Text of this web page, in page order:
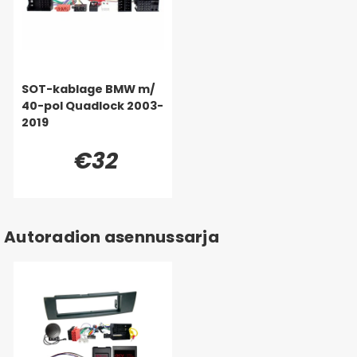
SOT-kablage BMW m/
40-pol Quadlock 2003-
2019
€32
Autoradion asennussarja